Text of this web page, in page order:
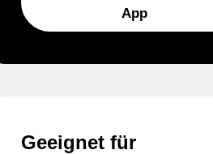
App
Geeignet für